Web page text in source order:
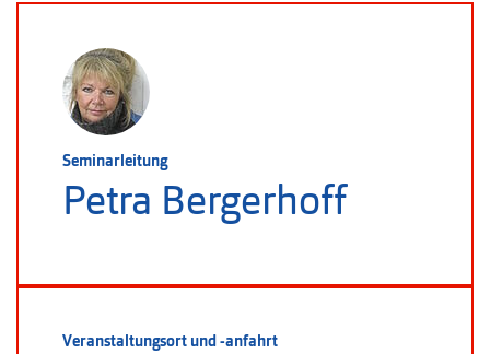
Seminarleitung
Petra Bergerhoff
Veranstaltungsort und -anfahrt